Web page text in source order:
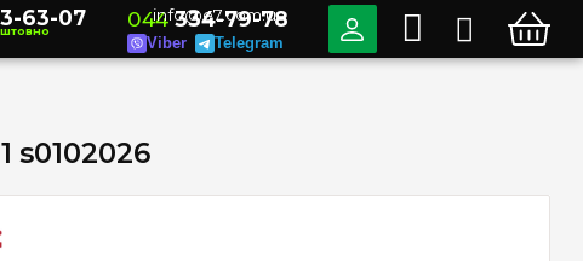
63-07 info@e7.com.ua
044334-79-78
Viber Telegram